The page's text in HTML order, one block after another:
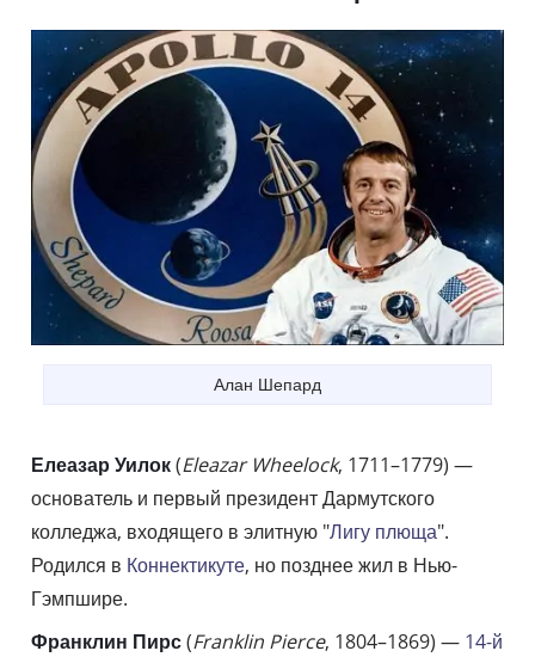
Алан Шепард
Елеазар Уилок(Eleazar Wheelock, 1711–1779) —
основатель и первый президент Дармутского
колледжа, входящего в элитную "Лигу плюща".
Родился в Коннектикуте, но позднее жил в Нью-
Гэмпшире.
Франклин Пирс(Franklin Pierce, 1804–1869) — 14-й